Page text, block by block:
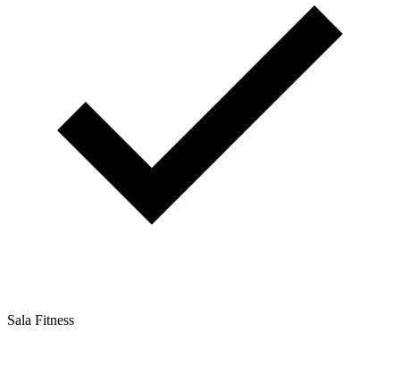
Sala Fitness